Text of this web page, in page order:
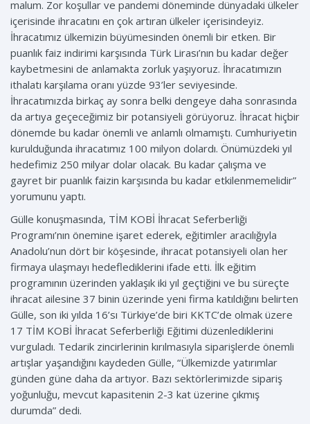
malum. Zor koşullar ve pandemi döneminde dünyadaki ülkeler
içerisinde ihracatını en çok artıran ülkeler içerisindeyiz.
İhracatımız ülkemizin büyümesinden önemli bir etken. Bir
puanlık faiz indirimi karşısında Türk Lirası’nın bu kadar değer
kaybetmesini de anlamakta zorluk yaşıyoruz. İhracatımızın
ithalatı karşılama oranı yüzde 93’ler seviyesinde.
İhracatımızda birkaç ay sonra belki dengeye daha sonrasında
da artıya geçeceğimiz bir potansiyeli görüyoruz. İhracat hiçbir
dönemde bu kadar önemli ve anlamlı olmamıştı. Cumhuriyetin
kurulduğunda ihracatımız 100 milyon dolardı. Önümüzdeki yıl
hedefimiz 250 milyar dolar olacak. Bu kadar çalışma ve
gayret bir puanlık faizin karşısında bu kadar etkilenmemelidir”
yorumunu yaptı.
Gülle konuşmasında, TİM KOBİ İhracat Seferberliği
Programı’nın önemine işaret ederek, eğitimler aracılığıyla
Anadolu’nun dört bir köşesinde, ihracat potansiyeli olan her
firmaya ulaşmayı hedeflediklerini ifade etti. İlk eğitim
programının üzerinden yaklaşık iki yıl geçtiğini ve bu süreçte
ihracat ailesine 37 binin üzerinde yeni firma katıldığını belirten
Gülle, son iki yılda 16’sı Türkiye’de biri KKTC’de olmak üzere
17 TİM KOBİ İhracat Seferberliği Eğitimi düzenlediklerini
vurguladı. Tedarik zincirlerinin kırılmasıyla siparişlerde önemli
artışlar yaşandığını kaydeden Gülle, “Ülkemizde yatırımlar
günden güne daha da artıyor. Bazı sektörlerimizde sipariş
yoğunluğu, mevcut kapasitenin 2-3 kat üzerine çıkmış
durumda” dedi.